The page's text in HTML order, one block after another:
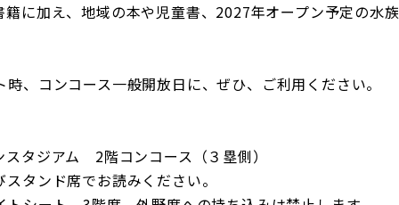
に加え、地域の本や児童書、2027年オープン予定の水
、コンコース一般開放日に、ぜひ、ご利用ください。
タジアム 2階コンコース（３塁側）
スタンド席でお読みください。